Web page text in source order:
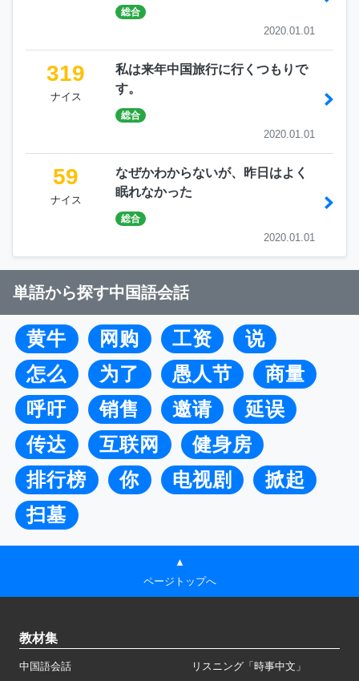
総合
2020.01.01
319
ナイス
私は来年中国旅行に行くつもりで
す。
総合
2020.01.01
59
ナイス
なぜかわからないが、昨日はよく
眠れなかった
総合
2020.01.01
単語から探す中国語会話
黄牛 网购 工资
说
怎么
为了 愚人节
商量
呼吁
销售 邀请
延误
传达
互联网
健身房
排行榜
你 电视剧
掀起
扫墓
▲
ページトップへ
教材集
中国語会話
リスニング「時事中文」